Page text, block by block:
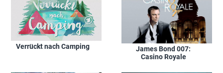
Verrückt nach Camping
James Bond 007:
Casino Royale